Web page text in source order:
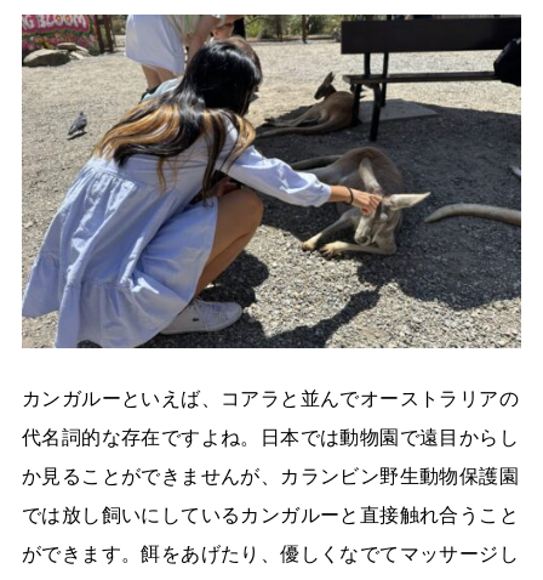
カンガルーといえば、コアラと並んでオーストラリアの
代名詞的な存在ですよね。日本では動物園で遠目からし
か見ることができませんが、カランビン野生動物保護園
では放し飼いにしているカンガルーと直接触れ合うこと
ができます。餌をあげたり、優しくなでてマッサージし